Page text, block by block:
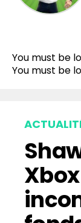
You must be
You must be